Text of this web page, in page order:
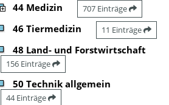
44 Medizin 707 Einträge
46 Tiermedizin 11 Einträge
48 Land- und Forstwirtschaft
156 Einträge
50 Technik allgemein
44 Einträge